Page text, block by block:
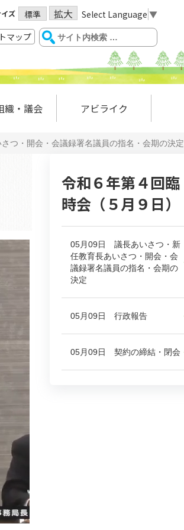
ズ 標準 拡大 Select Language ▼
マップ
織・議会 アビライク
つ・開会・会議録署名議員の指名・会期の決定
令和６年第４回臨
時会（５月９日）
05月09日 議長あいさつ・新
任教育長あいさつ・開会・会
議録署名議員の指名・会期の
決定
05月09日 行政報告
05月09日 契約の締結・閉会